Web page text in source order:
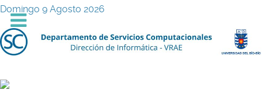
Domingo 9 Agosto 2026